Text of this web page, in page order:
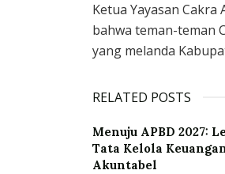
Ketua Yayasan
bahwa teman-teman
yang melanda
RELATED POSTS
Menuju APBD 2027:
Tata Kelola
Akuntabel